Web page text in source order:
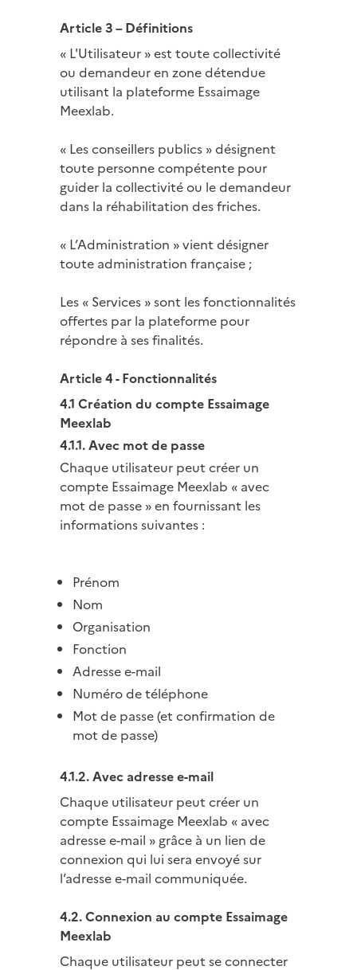
Article 3 – Définitions
« L'Utilisateur » est toute collectivité
ou demandeur en zone détendue
utilisant la plateforme Essaimage
Meexlab.
« Les conseillers publics » désignent
toute personne compétente pour
guider la collectivité ou le demandeur
dans la réhabilitation des friches.
« L’Administration » vient désigner
toute administration française ;
Les « Services » sont les fonctionnalités
offertes par la plateforme pour
répondre à ses finalités.
Article 4 - Fonctionnalités
4.1 Création du compte Essaimage
Meexlab
4.1.1. Avec mot de passe
Chaque utilisateur peut créer un
compte Essaimage Meexlab « avec
mot de passe » en fournissant les
informations suivantes :
Prénom
Nom
Organisation
Fonction
Adresse e-mail
Numéro de téléphone
Mot de passe (et confirmation de
mot de passe)
4.1.2. Avec adresse e-mail
Chaque utilisateur peut créer un
compte Essaimage Meexlab « avec
adresse e-mail » grâce à un lien de
connexion qui lui sera envoyé sur
l’adresse e-mail communiquée.
4.2. Connexion au compte Essaimage
Meexlab
Chaque utilisateur peut se connecter